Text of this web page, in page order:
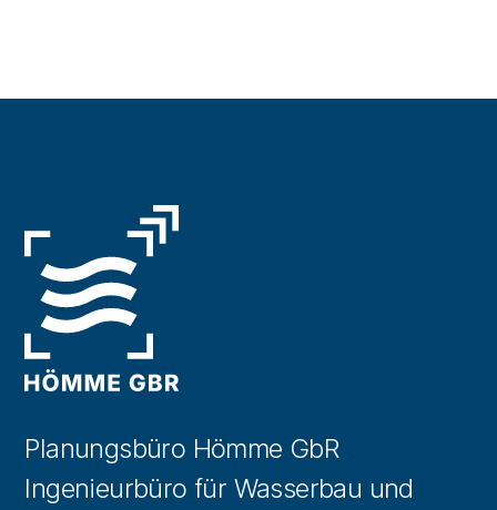
Planungsbüro Hömme GbR
Ingenieurbüro für Wasserbau und